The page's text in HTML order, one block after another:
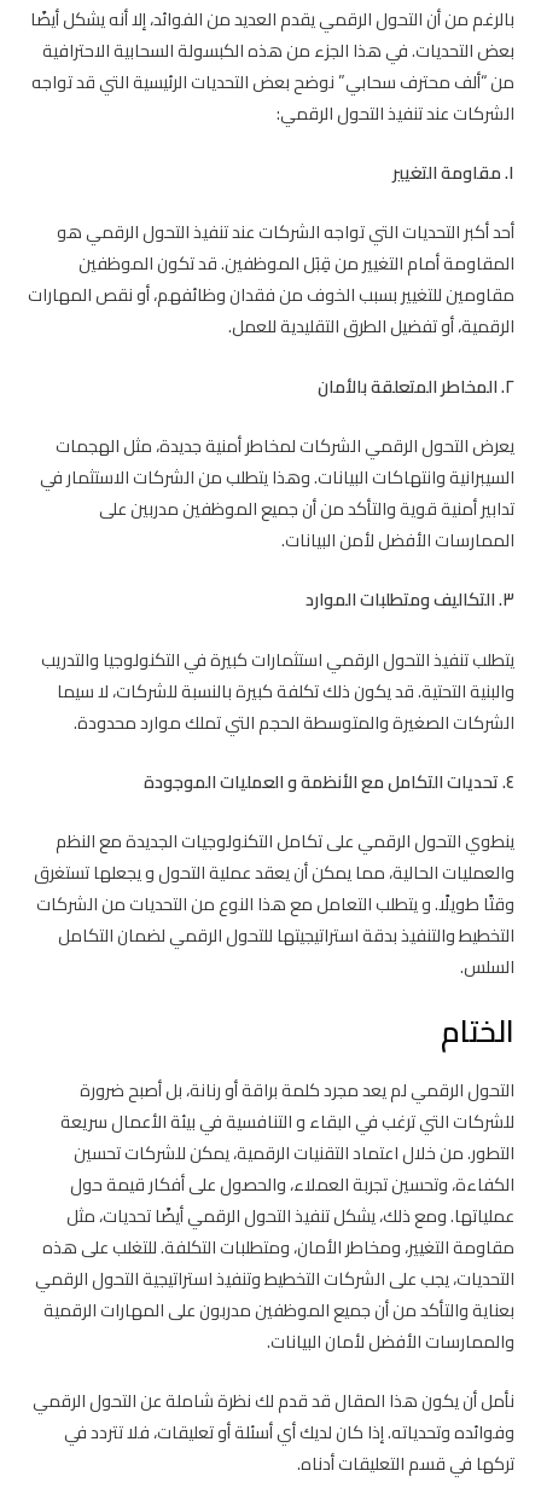
بالرغم من أن التحول الرقمي يقدم العديد من الفوائد، إلا أنه يشكل أيضًا
بعض التحديات. في هذا الجزء من هذه الكبسولة السحابية الاحترافية
من “ألف محترف سحابي” نوضح بعض التحديات الرئيسية التي قد تواجه
الشركات عند تنفيذ التحول الرقمي:
١. مقاومة التغيير
أحد أكبر التحديات التي تواجه الشركات عند تنفيذ التحول الرقمي هو
المقاومة أمام التغيير من قِبَل الموظفين. قد تكون الموظفين
مقاومين للتغيير بسبب الخوف من فقدان وظائفهم، أو نقص المهارات
الرقمية، أو تفضيل الطرق التقليدية للعمل.
٢. المخاطر المتعلقة بالأمان
يعرض التحول الرقمي الشركات لمخاطر أمنية جديدة، مثل الهجمات
السيبرانية وانتهاكات البيانات. وهذا يتطلب من الشركات الاستثمار في
تدابير أمنية قوية والتأكد من أن جميع الموظفين مدربين على
الممارسات الأفضل لأمن البيانات.
٣. التكاليف ومتطلبات الموارد
يتطلب تنفيذ التحول الرقمي استثمارات كبيرة في التكنولوجيا والتدريب
والبنية التحتية. قد يكون ذلك تكلفة كبيرة بالنسبة للشركات، لا سيما
الشركات الصغيرة والمتوسطة الحجم التي تملك موارد محدودة.
٤. تحديات التكامل مع الأنظمة و العمليات الموجودة
ينطوي التحول الرقمي على تكامل التكنولوجيات الجديدة مع النظم
والعمليات الحالية، مما يمكن أن يعقد عملية التحول و يجعلها تستغرق
وقتًا طويلًا. و يتطلب التعامل مع هذا النوع من التحديات من الشركات
التخطيط والتنفيذ بدقة استراتيجيتها للتحول الرقمي لضمان التكامل
السلس.
الختام
التحول الرقمي لم يعد مجرد كلمة براقة أو رنانة، بل أصبح ضرورة
للشركات التي ترغب في البقاء و التنافسية في بيئة الأعمال سريعة
التطور. من خلال اعتماد التقنيات الرقمية، يمكن للشركات تحسين
الكفاءة، وتحسين تجربة العملاء، والحصول على أفكار قيمة حول
عملياتها. ومع ذلك، يشكل تنفيذ التحول الرقمي أيضًا تحديات، مثل
مقاومة التغيير، ومخاطر الأمان، ومتطلبات التكلفة. للتغلب على هذه
التحديات، يجب على الشركات التخطيط وتنفيذ استراتيجية التحول الرقمي
بعناية والتأكد من أن جميع الموظفين مدربون على المهارات الرقمية
والممارسات الأفضل لأمان البيانات.
نأمل أن يكون هذا المقال قد قدم لك نظرة شاملة عن التحول الرقمي
وفوائده وتحدياته. إذا كان لديك أي أسئلة أو تعليقات، فلا تتردد في
تركها في قسم التعليقات أدناه.